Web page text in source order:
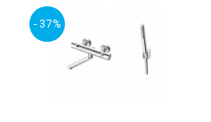
- 37%